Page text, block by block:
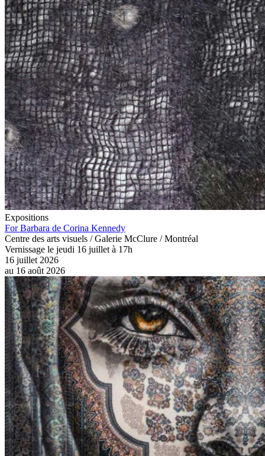
Expositions
For Barbara de Corina Kennedy
Centre des arts visuels / Galerie McClure / Montréal
Vernissage le jeudi 16 juillet à 17h
16 juillet 2026
au 16 août 2026